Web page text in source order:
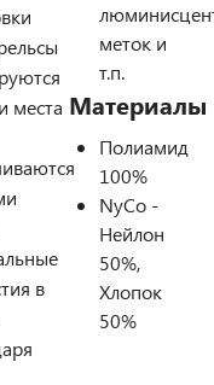
места
в
меток и
т.п.
Материалы
Полиамид
100%
NyCo -
Нейлон
50%,
Хлопок
50%